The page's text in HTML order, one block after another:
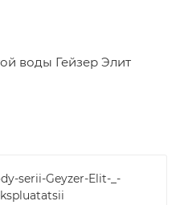
serii-Geyzer-Elit-_-